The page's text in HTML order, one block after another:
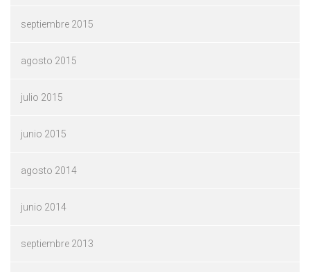
septiembre 2015
agosto 2015
julio 2015
junio 2015
agosto 2014
junio 2014
septiembre 2013